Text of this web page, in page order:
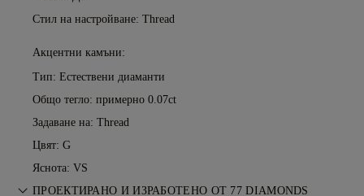
Стил на настройване: Thread
Акцентни камъни:
Тип: Естествени диаманти
Общо тегло: примерно 0.07ct
Задаване на: Thread
Цвят: G
Яснота: VS
ПРОЕКТИРАНО И ИЗРАБОТЕНО ОТ 77 DIAMONDS